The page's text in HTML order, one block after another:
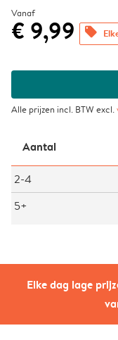
Elke dag lage
Vanaf
€ 9,99 offers
Alle prijzen incl. BTW excl.
Aantal
2-4
5+